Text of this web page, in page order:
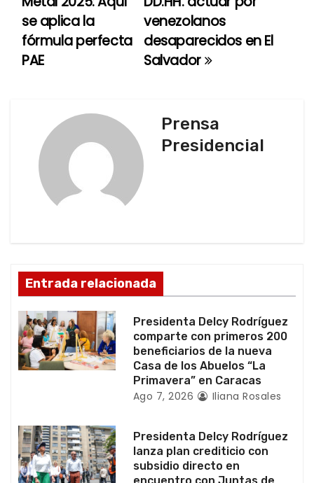
v
e
g
e
e
n
t
a
d
a
venezolanos
desaparecidos en El
Salvador
se aplica la
fórmula perfecta
PAE
Prensa
Presidencial
Entrada relacionada
Presidenta Delcy Rodríguez
comparte con primeros 200
beneficiarios de la nueva
Casa de los Abuelos “La
Primavera” en Caracas
Ago 7, 2026 Iliana Rosales
Presidenta Delcy Rodríguez
lanza plan crediticio con
subsidio directo en